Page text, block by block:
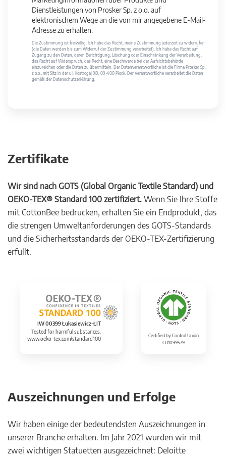
Dienstleistungen von Prosker Sp. z o.o. auf
elektronischem Wege an die von mir angegebene E-Mail-
Adresse zu erhalten.
Die Zustimmung ist freiwillig. Ich habe das Recht, meine Zustimmung jederzeit zu widerrufen
(die Daten werden bis zum Widerruf der Zustimmung verarbeitet). Ich habe das Recht auf
Zugang zu den Daten, deren Berichtigung, Löschung oder Einschränkung der Verarbeitung,
das Recht auf Widerspruch, das Recht, eine Beschwerde bei der Aufsichtsbehörde
einzureichen oder die Daten zu übermitteln. Der Datenverantwortliche ist die Firma Prosker Sp.
z o.o., mit Sitz in der ul. Kostrogaj 9D, 09-400 Płock. Der Verantwortliche verarbeitet die Daten
gemäß der Datenschutzerklärung.
Zertifikate
Wir sind nach GOTS (Global Organic Textile Standard) und
OEKO-TEX® Standard 100 zertifiziert. Wenn Sie Ihre Stoffe
mit CottonBee bedrucken, erhalten Sie ein Endprodukt, das
die strengen Umweltanforderungen des GOTS-Standards
und die Sicherheitsstandards der OEKO-TEX-Zertifizierung
erfüllt.
IW 00399 Łukasiewicz-ŁIT
Tested for harmful substances.
www.oeko-tex.com/standard100
Certified by Control Union
CU1099579
Auszeichnungen und Erfolge
Wir haben einige der bedeutendsten Auszeichnungen in
unserer Branche erhalten. Im Jahr 2021 wurden wir mit
zwei wichtigen Statuetten ausgezeichnet: Deloitte